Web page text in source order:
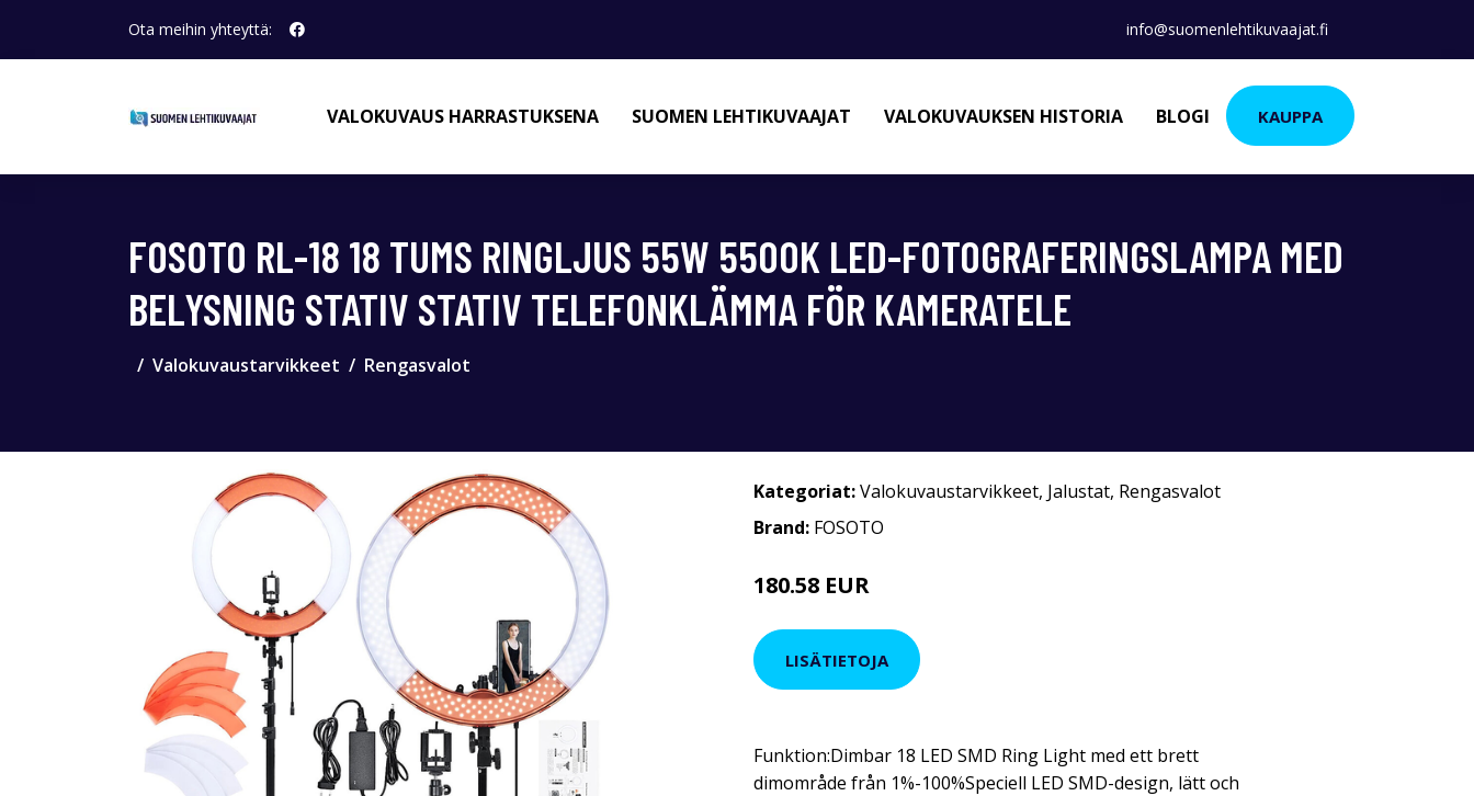
Ota meihin yhteyttä: info@suomenlehtikuvaajat.fi
VALOKUVAUS HARRASTUKSENA SUOMEN LEHTIKUVAAJAT VALOKUVAUKSEN HISTORIA BLOGI KAUPPA
FOSOTO RL-18 18 TUMS RINGLJUS 55W 5500K LED-FOTOGRAFERINGSLAMPA MED
BELYSNING STATIV STATIV TELEFONKLÄMMA FÖR KAMERATELE
Valokuvaustarvikkeet Rengasvalot
Kategoriat:Valokuvaustarvikkeet, Jalustat, Rengasvalot
Brand: FOSOTO
180.58 EUR
LISÄTIETOJA
Funktion:Dimbar 18 LED SMD Ring Light med ett brett
dimområde från 1%-100%Speciell LED SMD-design, lätt och